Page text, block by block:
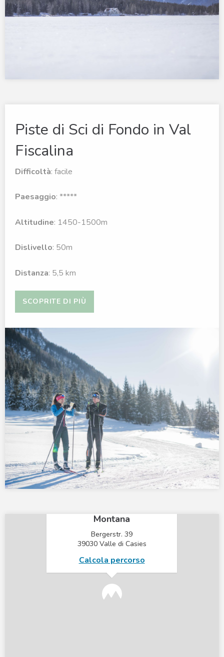
Piste di Sci di Fondo in Val
Fiscalina
Difficoltà: facile
Paesaggio: *****
Altitudine: 1450-1500m
Dislivello: 50m
Distanza: 5,5 km
SCOPRITE DI PIÙ
Montana
Bergerstr. 39
39030 Valle di Casies
Calcola percorso